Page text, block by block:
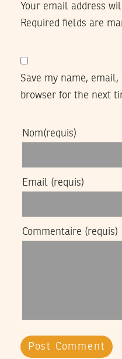
Your email address
Required fields are
Save my name,
browser for the next
Nom(requis)
Email (requis)
Commentaire (requis)